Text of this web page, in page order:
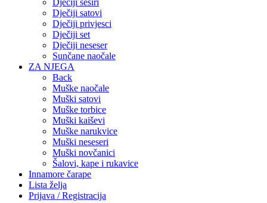
Dječiji satovi
Dječiji privjesci
Dječiji set
Dječiji neseser
Sunčane naočale
ZA NJEGA
Back
Muške naočale
Muški satovi
Muške torbice
Muški kaiševi
Muške narukvice
Muški neseseri
Muški novčanici
Šalovi, kape i rukavice
Innamore čarape
Lista želja
Prijava / Registracija